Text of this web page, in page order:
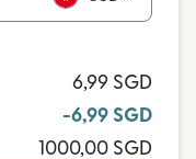
6,99 SGD
-6,99 SGD
1000,00 SGD